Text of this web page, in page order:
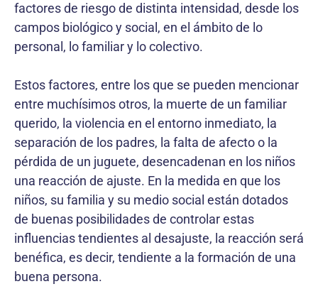
factores de riesgo de distinta intensidad, desde los
campos biológico y social, en el ámbito de lo
personal, lo familiar y lo colectivo.
Estos factores, entre los que se pueden mencionar
entre muchísimos otros, la muerte de un familiar
querido, la violencia en el entorno inmediato, la
separación de los padres, la falta de afecto o la
pérdida de un juguete, desencadenan en los niños
una reacción de ajuste. En la medida en que los
niños, su familia y su medio social están dotados
de buenas posibilidades de controlar estas
influencias tendientes al desajuste, la reacción será
benéfica, es decir, tendiente a la formación de una
buena persona.